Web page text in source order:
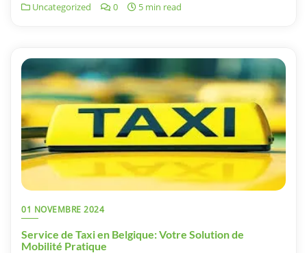
Uncategorized 0 5 min read
01 NOVEMBRE 2024
Service de Taxi en Belgique: Votre Solution de
Mobilité Pratique